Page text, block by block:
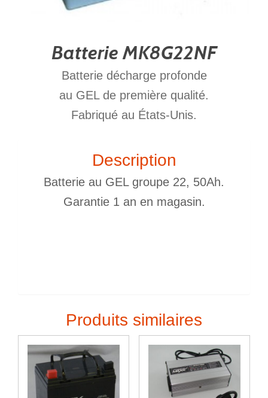
Batterie MK8G22NF
Batterie décharge profonde
au GEL de première qualité.
Fabriqué au États-Unis.
Description
Batterie au GEL groupe 22, 50Ah.
Garantie 1 an en magasin.
Produits similaires